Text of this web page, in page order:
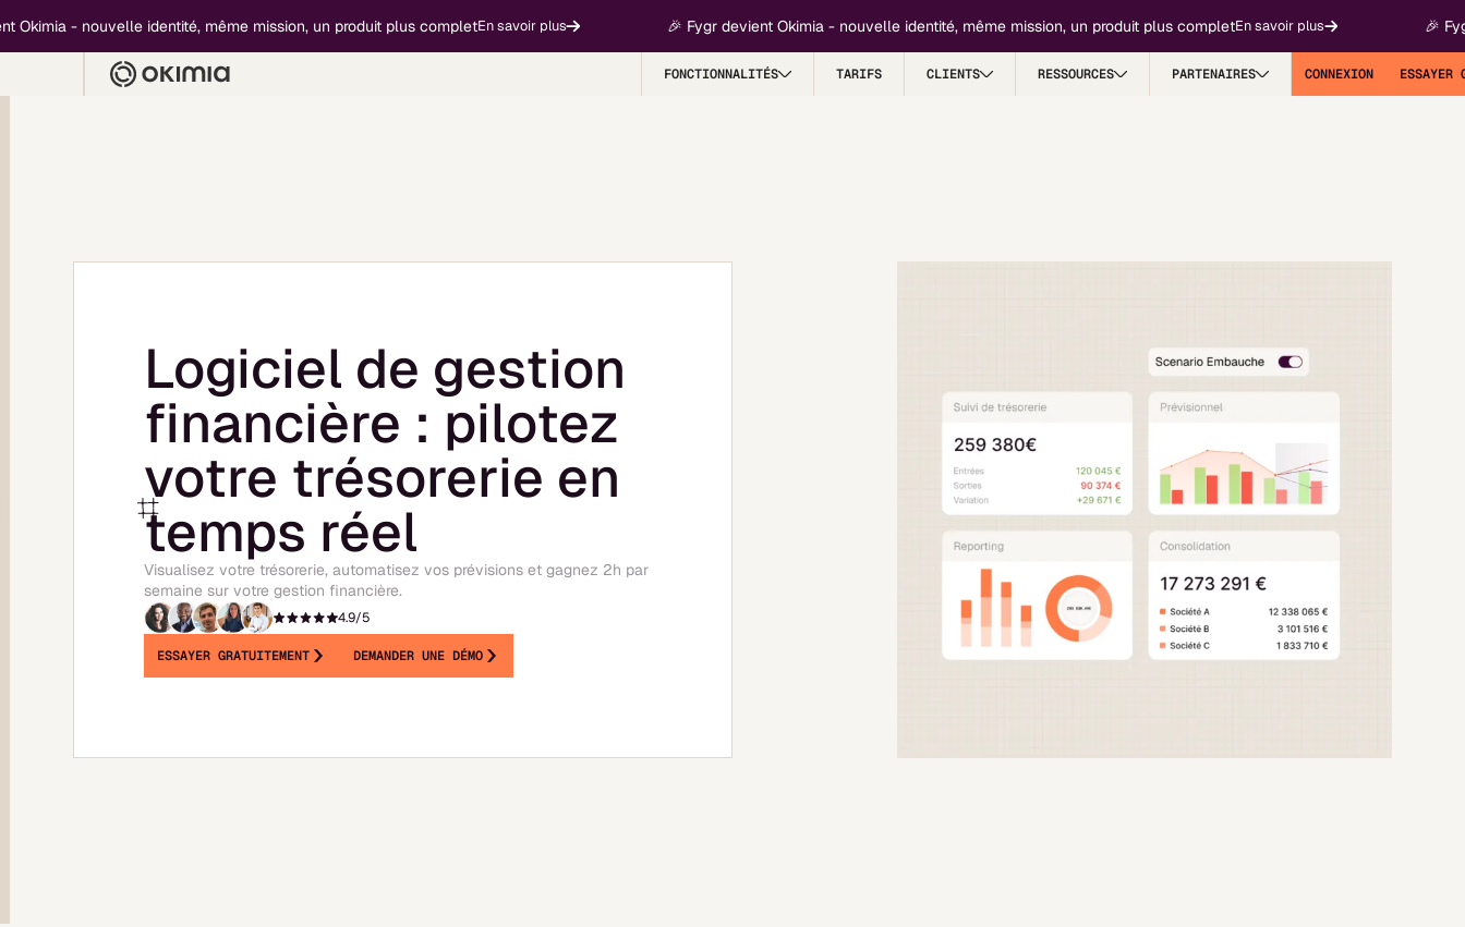
- nouvelle identité, même mission, un produit plus completEn savoir plus 🎉 Fygr devient Okimia - nouvelle identité, même mission, un produit plus completEn savoir plus 🎉 Fygr
FONCTIONNALITÉS TARIFS CLIENTS RESSOURCES PARTENAIRES CONNEXION ESSAYER
Logiciel de gestion
financière : pilotez
votre trésorerie en
temps réel
Visualisez votre trésorerie, automatisez vos prévisions et gagnez 2h par
semaine sur votre gestion financière.
4.9/5
ESSAYER GRATUITEMENT DEMANDER UNE DÉMO